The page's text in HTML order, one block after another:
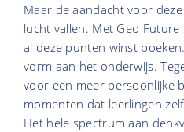
Maar de aandacht voor
lucht vallen. Met Geo
al deze punten winst
vorm aan het onderwijs.
voor een meer persoonlijke
momenten dat leerlingen
Het hele spectrum aan